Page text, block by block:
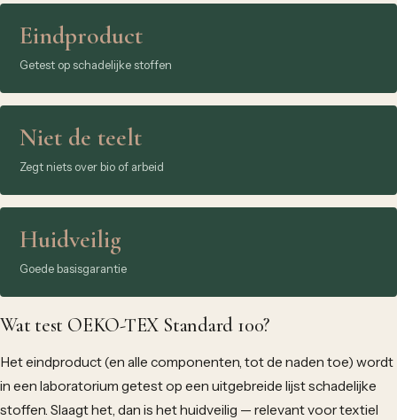
Eindproduct
Getest op schadelijke stoffen
Niet de teelt
Zegt niets over bio of arbeid
Huidveilig
Goede basisgarantie
Wat test OEKO-TEX Standard 100?
Het eindproduct (en alle componenten, tot de naden toe) wordt
in een laboratorium getest op een uitgebreide lijst schadelijke
stoffen. Slaagt het, dan is het huidveilig — relevant voor textiel